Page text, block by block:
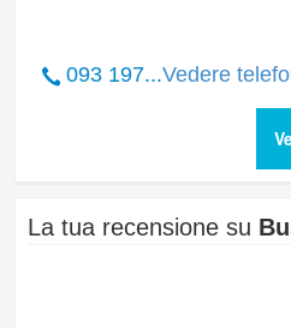
093 197...Vedere
La tua recensione su